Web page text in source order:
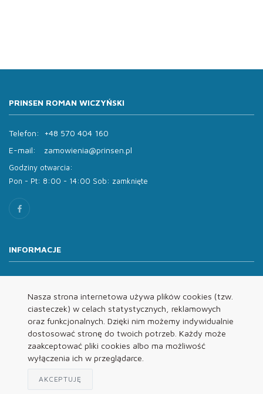
Nasza strona internetowa używa plików cookies (tzw.
ciasteczek) w celach statystycznych, reklamowych
oraz funkcjonalnych. Dzięki nim możemy indywidualnie
dostosować stronę do twoich potrzeb. Każdy może
zaakceptować pliki cookies albo ma możliwość
wyłączenia ich w przeglądarce.
AKCEPTUJĘ
PRINSEN ROMAN WICZYŃSKI
Telefon:
+48 570 404 160
E-mail:
zamowienia@prinsen.pl
Godziny otwarcia:
Pon - Pt: 8:00 - 14:00 Sob: zamknięte
INFORMACJE
Oferta
Kontakt
REGULAMINY
Regulamin
Polityka Prywatności